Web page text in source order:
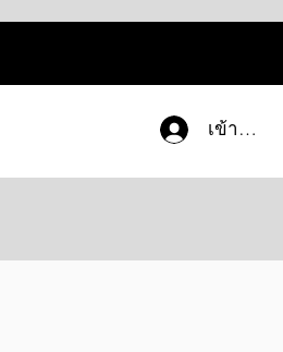
เข้าสู่ระบบ